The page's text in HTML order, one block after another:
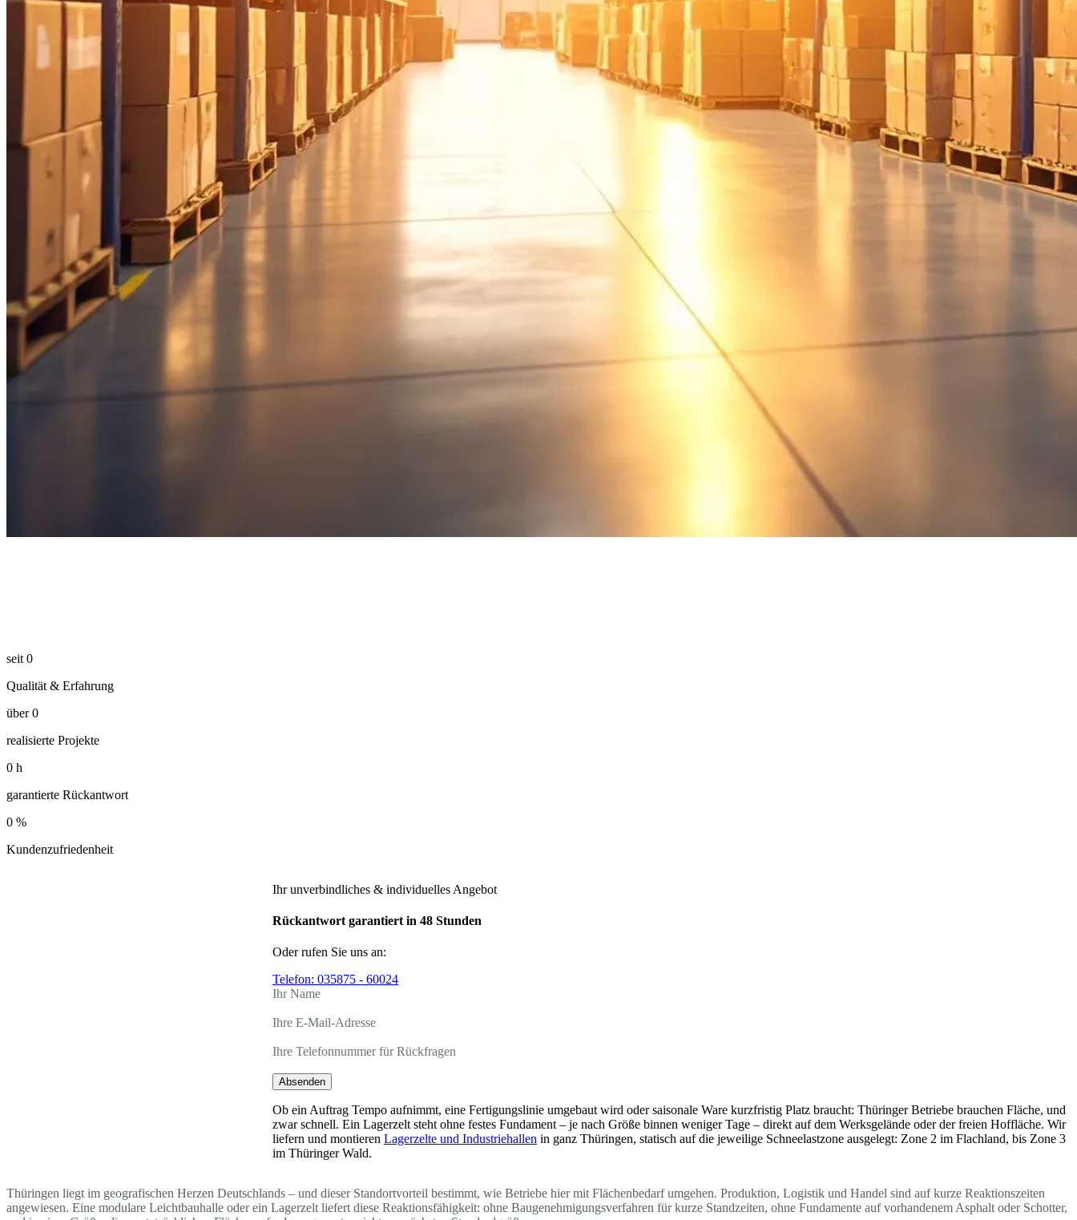
seit 0
Qualität & Erfahrung
über 0
realisierte Projekte
0 h
garantierte Rückantwort
0 %
Kundenzufriedenheit
Ihr unverbindliches & individuelles Angebot
Rückantwort garantiert in 48 Stunden
Oder rufen Sie uns an:
Telefon: 035875 - 60024
Ihr Name
Ihre E-Mail-Adresse
Ihre Telefonnummer für Rückfragen
Absenden
Ob ein Auftrag Tempo aufnimmt, eine Fertigungslinie umgebaut wird oder saisonale Ware kurzfristig Platz braucht: Thüringer Betriebe brauchen Fläche, und
zwar schnell. Ein Lagerzelt steht ohne festes Fundament – je nach Größe binnen weniger Tage – direkt auf dem Werksgelände oder der freien Hoffläche. Wir
liefern und montieren Lagerzelte und Industriehallen in ganz Thüringen, statisch auf die jeweilige Schneelastzone ausgelegt: Zone 2 im Flachland, bis Zone 3
im Thüringer Wald.
Thüringen liegt im geografischen Herzen Deutschlands – und dieser Standortvorteil bestimmt, wie Betriebe hier mit Flächenbedarf umgehen. Produktion, Logistik und Handel sind auf kurze Reaktionszeiten
angewiesen. Eine modulare Leichtbauhalle oder ein Lagerzelt liefert diese Reaktionsfähigkeit: ohne Baugenehmigungsverfahren für kurze Standzeiten, ohne Fundamente auf vorhandenem Asphalt oder Schotter,